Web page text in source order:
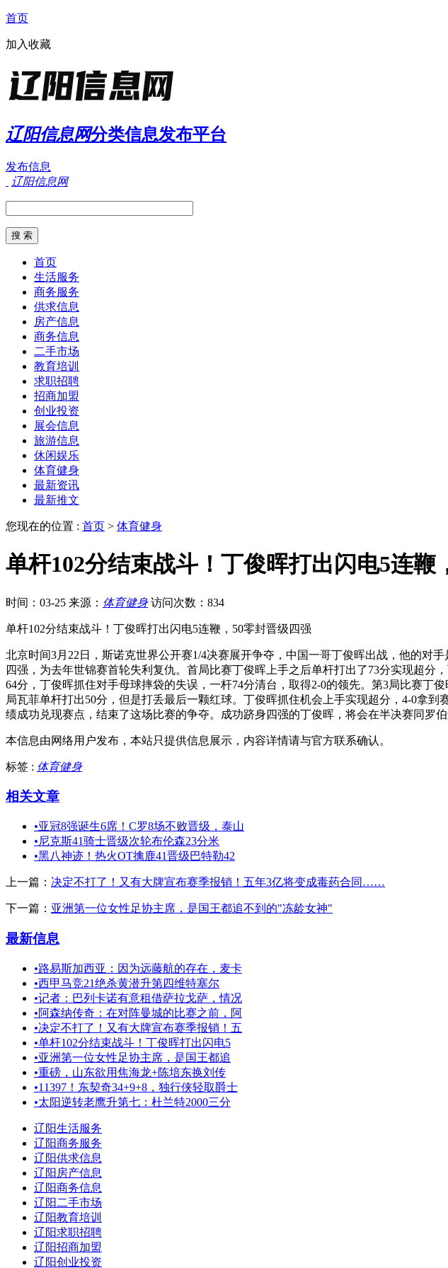
首页
加入收藏
辽阳信息网分类信息发布平台
发布信息
辽阳信息网
首页
生活服务
商务服务
供求信息
房产信息
商务信息
二手市场
教育培训
求职招聘
招商加盟
创业投资
展会信息
旅游信息
休闲娱乐
体育健身
最新资讯
最新推文
您现在的位置 : 首页 > 体育健身
单杆102分结束战斗！丁俊晖打出闪电5连鞭
时间：03-25 来源： 体育健身 访问次数：834
单杆102分结束战斗！丁俊晖打出闪电5连鞭，50零封晋级四强
北京时间3月22日，斯诺克世界公开赛1/4决赛展开争夺，中国一哥丁俊晖出战，他的对
四强，为去年世锦赛首轮失利复仇。首局比赛丁俊晖上手之后单杆打出了73分实现超
64分，丁俊晖抓住对手母球摔袋的失误，一杆74分清台，取得2-0的领先。第3局比赛丁
局瓦菲单杆打出50分，但是打丢最后一颗红球。丁俊晖抓住机会上手实现超分，4-0拿
绩成功兑现赛点，结束了这场比赛的争夺。成功跻身四强的丁俊晖，将会在半决赛同罗
本信息由网络用户发布， 本站只提供信息展示，内容详情请与官方联系确认。
标签 : 体育健身
相关文章
•亚冠8强诞生6席！C罗8场不败晋级，泰山
•尼克斯41骑士晋级次轮布伦森23分米
•黑八神迹！热火OT擒鹿41晋级巴特勒42
上一篇： 决定不打了！又有大牌宣布赛季报销！五年3亿将变成毒药合同……
下一篇： 亚洲第一位女性足协主席，是国王都追不到的"冻龄女神"
最新信息
•路易斯加西亚：因为远藤航的存在，麦卡
•西甲马竞21绝杀黄潜升第四维特塞尔
•记者：巴列卡诺有意租借萨拉戈萨，情况
•阿森纳传奇：在对阵曼城的比赛之前，阿
•决定不打了！又有大牌宣布赛季报销！五
•单杆102分结束战斗！丁俊晖打出闪电5
•亚洲第一位女性足协主席，是国王都追
•重磅，山东欲用焦海龙+陈培东换刘传
•11397！东契奇34+9+8，独行侠轻取爵士
•太阳逆转老鹰升第七：杜兰特2000三分
辽阳生活服务
辽阳商务服务
辽阳供求信息
辽阳房产信息
辽阳商务信息
辽阳二手市场
辽阳教育培训
辽阳求职招聘
辽阳招商加盟
辽阳创业投资